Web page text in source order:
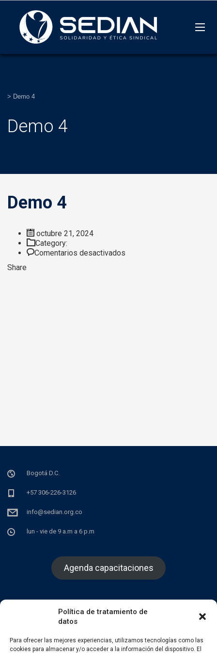
Política de tratamiento de
datos
Para ofrecer las mejores experiencias, utilizamos tecnologías como las
cookies para almacenar y/o acceder a la información del dispositivo. El
> Demo 4
Demo 4
Demo 4
octubre 21, 2024
Category:
Comentarios desactivados
Share
Bogotá D.C.
+57 306-226-3126
info@sedian.org.co
lun - vie de 9 a.m a 6 p.m
Agenda capacitaciones